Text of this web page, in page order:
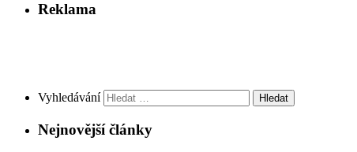
Reklama
Vyhledávání
Nejnovější články